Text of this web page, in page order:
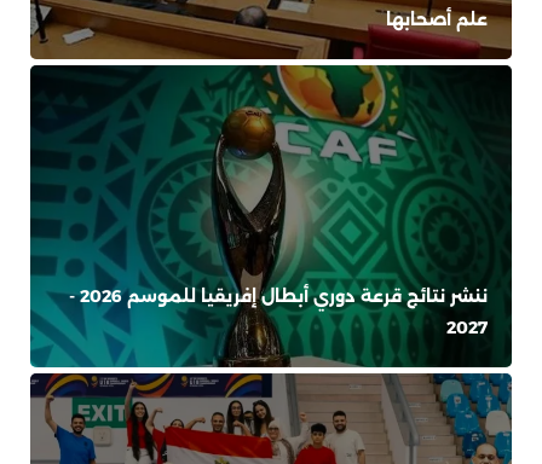
علم أصحابها
ننشر نتائج قرعة دوري أبطال إفريقيا للموسم 2026 -
2027